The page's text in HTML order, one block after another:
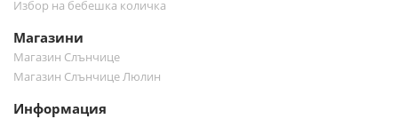
Избор на бебешка количка
Магазини
Магазин Слънчице
Магазин Слънчице Люлин
Информация